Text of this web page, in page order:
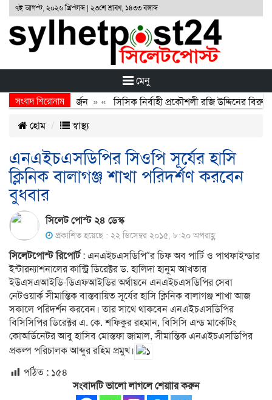
৭ই আগস্ট, ২০২৬ খ্রিস্টাব্দ | ২৩শে শ্রাবণ, ১৪৩৩ বঙ্গাব্দ
মেনু
সংবাদ শিরোনাম
বর্জন ও বিসর্জন» « সিসিক নির্বাহী প্রকৌশলী রজি উদ্দিনের
হোম
স্বাস্থ্য
এনএইচএসডিপির সিওপি সূর্যের হাসি
ক্লিনিক বালাগঞ্জ শাখা পরিদর্শণ করবেন
বুধবার
সিলেট পোস্ট ২৪ ডেস্ক
প্রকাশিত হয়েছে : ২২ ডিসেম্বর ২০১৫, ৮:২০ অপরাহ্ণ
সিলেটপোস্ট রিপোর্ট: এনএইচএসডিপি”র চিফ অব পার্টি ও পাথফাইন্ডার
ইন্টারন্যাশনালের কান্ট্রি ডিরেক্টর ড. হালিদা হানুম আখতার
ইউএসএআইডি-ডিএফআইডির অর্থায়নে এনএইচএসডিপির সেবা
নেটওয়ার্ক সীমান্তিক বাস্তবায়িত সূর্যের হাসি ক্লিনিক বালাগঞ্জ শাখা আজ
সকালে পরিদর্শন করবেন। তার সাথে থাকবেন এনএইচএসডিপির
বিসিসিপির ডিরেক্টর এ. কে. শফিকুর রহমান, বিসিসি এন্ড মার্কেটিং
কোঅর্ডিনেটর আবু হাসিব মোস্তফা জামাল, সীমান্তিক এনএইচএসডিপির
প্রকল্প পরিচালক আব্দুর রহিম প্রমুখ।
পঠিত : ১৫৪
সংবাদটি ভালো লাগলে শেয়াার করুন